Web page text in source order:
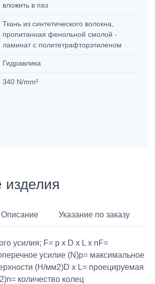
вложить в паз
Ткань из синтетического волокна,
пропитанная фенольной смолой -
ламинат с политетрафторэтиленом
Гидравлика
340 N/mm²
Описание Указание по заказу
усилия; F= p x D x L x nF=
усилие (N)p= максимальное
(Н/мм2)D x L= проецируемая
количество колец